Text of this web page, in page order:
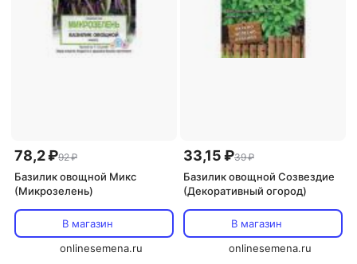
78,2 ₽92 ₽
Базилик овощной Микс
(Микрозелень)
В магазин
onlinesemena.ru
33,15 ₽39 ₽
Базилик овощной Созвездие
(Декоративный огород)
В магазин
onlinesemena.ru